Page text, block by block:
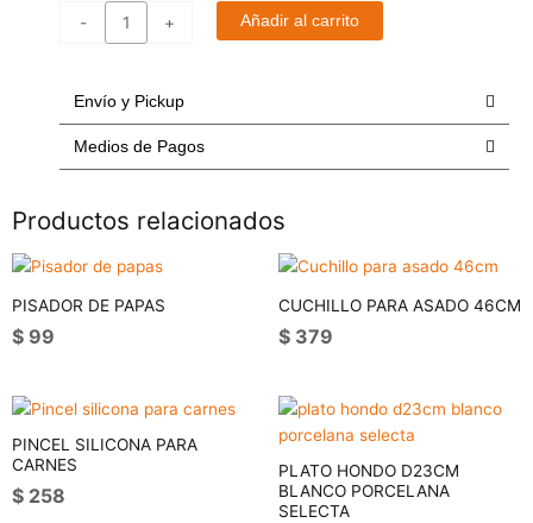
-
ceram
emboss
mauve
anita
+ Añadir al carrito
Envío y Pickup
Medios de Pagos
Productos relacionados
PISADOR DE PAPAS
$ 99
CUCHILLO PARA ASADO 46CM
$ 379
PINCEL SILICONA PARA
CARNES
$ 258
PLATO HONDO D23CM
BLANCO PORCELANA
SELECTA